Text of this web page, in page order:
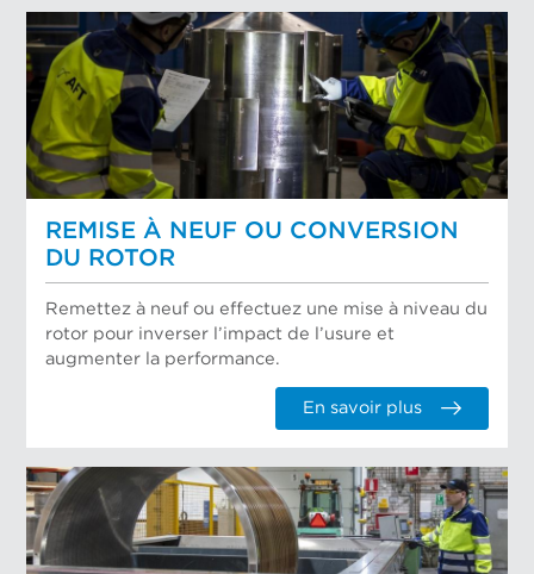
REMISE À NEUF OU CONVERSION
DU ROTOR
Remettez à neuf ou effectuez une mise à niveau du
rotor pour inverser l’impact de l’usure et
augmenter la performance.
En savoir plus